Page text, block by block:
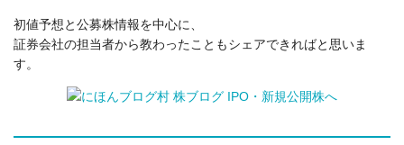
初値予想と公募株情報を中心に、
証券会社の担当者から教わったこともシェアできればと思いま
す。